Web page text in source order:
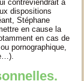
contreviendrait à
dispositions
Stéphane
en cause la
en cas de
pornographique,